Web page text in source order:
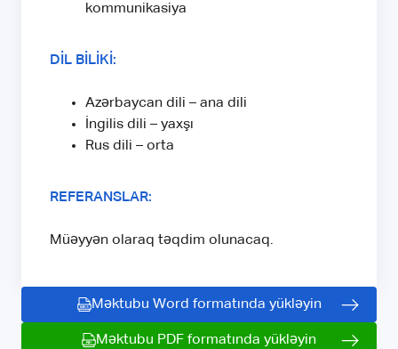
kommunikasiya
DİL BİLİKİ:
Azərbaycan dili – ana dili
İngilis dili – yaxşı
Rus dili – orta
REFERANSLAR:
Müəyyən olaraq təqdim olunacaq.
Məktubu Word formatında yükləyin
Məktubu PDF formatında yükləyin